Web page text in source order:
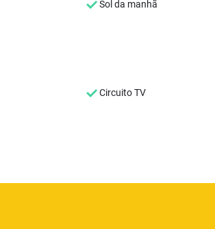
Sol da manhã
Circuito TV